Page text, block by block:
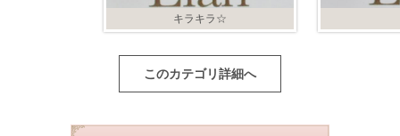
キラキラ☆
このカテゴリ詳細へ